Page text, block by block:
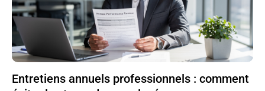
Entretiens annuels professionnels : comment